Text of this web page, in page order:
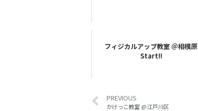
フィジカルアップ教室 ＠相模原
Start!!
PREVIOUS
かけっこ教室 @江戸川区